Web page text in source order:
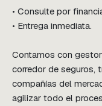
• Consulte por
• Entrega inmediata.
Contamos con
corredor de seguros,
compañías del
agilizar todo el